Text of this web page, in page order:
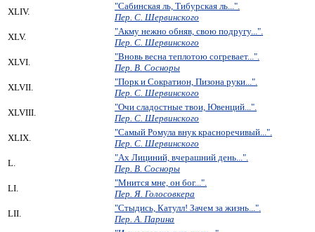
XLIV.
"Сабинская ль, Тибурская ль...".
Пер. С. Шервинского
XLV.
"Акму нежно обняв, свою подругу...".
Пер. С. Шервинского
XLVI.
"Вновь весна теплотою согревает...".
Пер. В. Сосноры
XLVII.
"Порк и Сократион, Пизона руки...".
Пер. С. Шервинского
XLVIII.
"Очи сладостные твои, Ювенций...".
Пер. С. Шервинского
XLIX.
"Самый Ромула внук красноречивый...".
Пер. С. Шервинского
L.
"Ах Лициний, вчерашний день...".
Пер. В. Сосноры
LI.
"Мнится мне, он бог...".
Пер. Я. Голосовкера
LII.
"Стыдись, Катулл! Зачем за жизнь...".
Пер. А. Парина